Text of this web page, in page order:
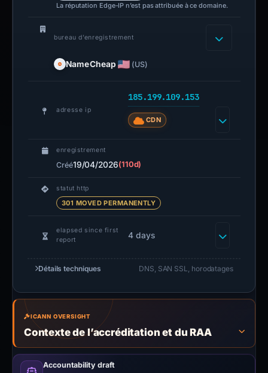
La réputation Edge-IP n’est pas attribuée à ce domaine.
bureau d’enregistrement
NameCheap (US)
adresse ip
185.199.109.153
CDN
enregistrement
Créé19/04/2026(110d)
statut http
301 MOVED PERMANENTLY
elapsed since first
report
4 days
Détails techniques DNS, SAN SSL, horodatages
ICANN OVERSIGHT
Contexte de l’accréditation et du RAA
Accountability draft